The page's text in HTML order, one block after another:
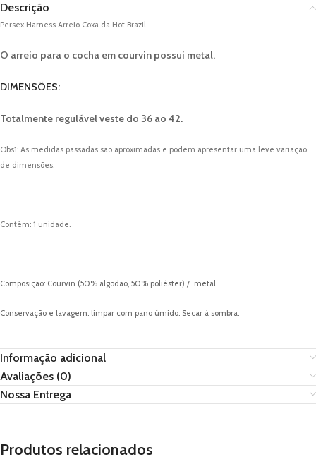
Descrição
Persex Harness Arreio Coxa da Hot Brazil
O arreio para o cocha em courvin possui metal.
DIMENSÕES:
Totalmente regulável veste do 36 ao 42.
Obs1: As medidas passadas são aproximadas e podem apresentar uma leve variação
de dimensões.
Contém: 1 unidade.
Composição: Courvin (50% algodão, 50% poliéster) / metal
Conservação e lavagem: limpar com pano úmido. Secar à sombra.
Informação adicional
Avaliações (0)
Nossa Entrega
Produtos relacionados